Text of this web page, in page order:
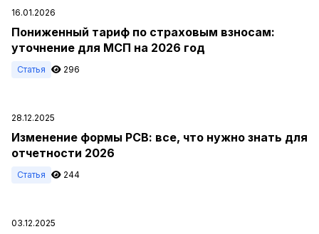
16.01.2026
Пониженный тариф по страховым взносам:
уточнение для МСП на 2026 год
Статья 296
28.12.2025
Изменение формы РСВ: все, что нужно знать для
отчетности 2026
Статья 244
03.12.2025